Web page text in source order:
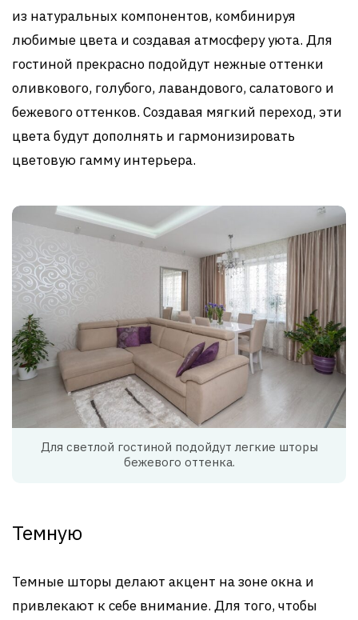
из натуральных компонентов, комбинируя
любимые цвета и создавая атмосферу уюта. Для
гостиной прекрасно подойдут нежные оттенки
оливкового, голубого, лавандового, салатового и
бежевого оттенков. Создавая мягкий переход, эти
цвета будут дополнять и гармонизировать
цветовую гамму интерьера.
Для светлой гостиной подойдут легкие шторы
бежевого оттенка.
Темную
Темные шторы делают акцент на зоне окна и
привлекают к себе внимание. Для того, чтобы